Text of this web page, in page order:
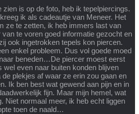
is op de foto, heb ik tepelpiercings.
ik als cadeautje van Meneer. Het
ze te zetten, ik heb immers last van
te voren goed informatie gezocht en
ook ingetrokken tepels kon piercen.
enkel probleem. Dus vol goede moed
beneden…De piercer moest eerst
wel even naar buiten konden blijven
plekjes af waar ze erin zou gaan en
Ik ben best wat gewend aan pijn en in
fijn. Maar mijn hemel, wat
Niet normaal meer, ik heb echt liggen
toen de naald…